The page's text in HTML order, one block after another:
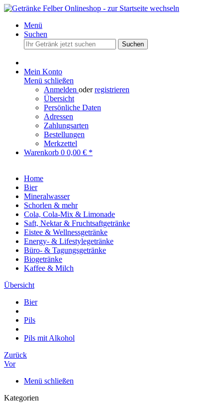
Menü
Suchen
Suchen
Mein Konto
Menü schließen
Anmelden oderregistrieren
Übersicht
Persönliche Daten
Adressen
Zahlungsarten
Bestellungen
Merkzettel
Warenkorb 0 0,00 € *
Home
Bier
Mineralwasser
Schorlen & mehr
Cola, Cola-Mix & Limonade
Saft, Nektar & Fruchtsaftgetränke
Eistee & Wellnessgetränke
Energy- & Lifestylegetränke
Büro- & Tagungsgetränke
Biogetränke
Kaffee & Milch
Übersicht
Bier
Pils
Pils mit Alkohol
Zurück
Vor
Menü schließen
Kategorien